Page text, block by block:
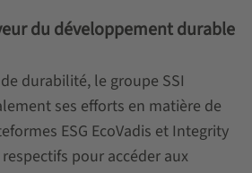
du développement durable
durabilité, le groupe SSI
ses efforts en matière de
ESG EcoVadis et Integrity
pour accéder aux